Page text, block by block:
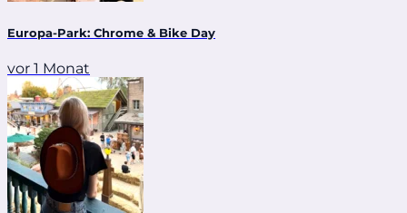
Europa-Park: Chrome & Bike Day
vor 1 Monat